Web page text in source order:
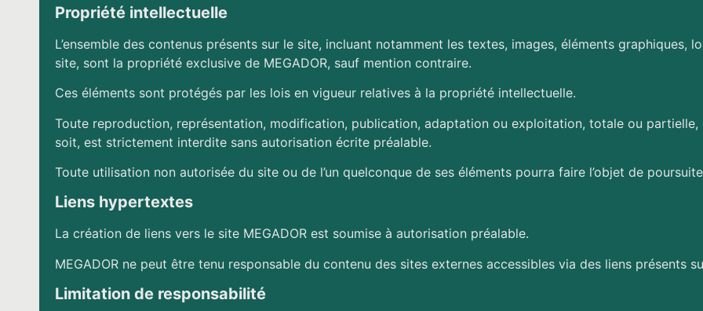
Propriété intellectuelle
L’ensemble des contenus présents sur le site, incluant notamment les textes, images, éléments graphiques,
site, sont la propriété exclusive de MEGADOR, sauf mention contraire.
Ces éléments sont protégés par les lois en vigueur relatives à la propriété intellectuelle.
Toute reproduction, représentation, modification, publication, adaptation ou exploitation, totale ou
soit, est strictement interdite sans autorisation écrite préalable.
Toute utilisation non autorisée du site ou de l’un quelconque de ses éléments pourra faire l’objet de
Liens hypertextes
La création de liens vers le site MEGADOR est soumise à autorisation préalable.
MEGADOR ne peut être tenu responsable du contenu des sites externes accessibles via des liens présents
Limitation de responsabilité